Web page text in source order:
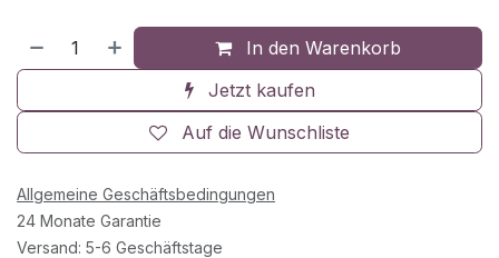
In den Warenkorb
Jetzt kaufen
Auf die Wunschliste
Allgemeine Geschäftsbedingungen
24 Monate Garantie
Versand: 5-6 Geschäftstage